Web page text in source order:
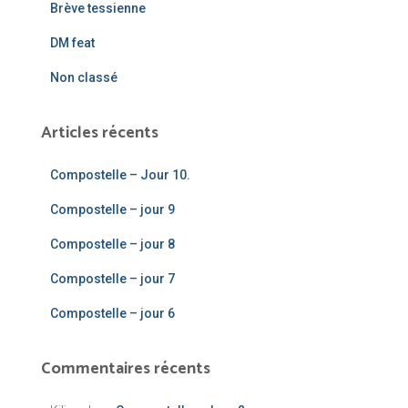
Brève tessienne
DM feat
Non classé
Articles récents
Compostelle – Jour 10.
Compostelle – jour 9
Compostelle – jour 8
Compostelle – jour 7
Compostelle – jour 6
Commentaires récents